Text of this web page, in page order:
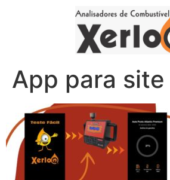
App para site